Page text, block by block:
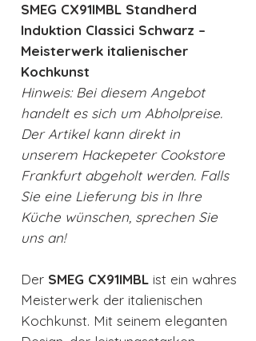
SMEG CX91IMBL Standherd
Induktion Classici Schwarz –
Meisterwerk italienischer
Kochkunst
Hinweis: Bei diesem Angebot
handelt es sich um Abholpreise.
Der Artikel kann direkt in
unserem Hackepeter Cookstore
Frankfurt abgeholt werden. Falls
Sie eine Lieferung bis in Ihre
Küche wünschen, sprechen Sie
uns an!
Der SMEG CX91IMBL ist ein wahres
Meisterwerk der italienischen
Kochkunst. Mit seinem eleganten